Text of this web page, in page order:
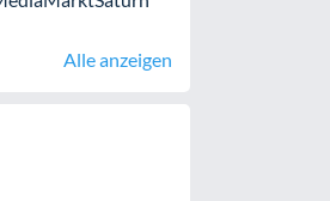
Alle anzeigen